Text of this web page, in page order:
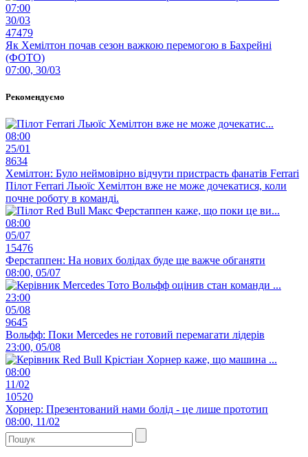
07:00
30/03
47479
Як Хемілтон почав сезон важкою перемогою в Бахрейні
(ФОТО)
07:00, 30/03
Рекомендуємо
08:00
25/01
8634
Хемілтон: Було неймовірно відчути пристрасть фанатів Ferrari
Пілот Ferrari Льюїс Хемілтон вже не може дочекатися, коли
почне роботу в команді.
08:00
05/07
15476
Ферстаппен: На нових болідах буде ще важче обганяти
08:00, 05/07
23:00
05/08
9645
Вольфф: Поки Mercedes не готовий перемагати лідерів
23:00, 05/08
08:00
11/02
10520
Хорнер: Презентований нами болід - це лише прототип
08:00, 11/02